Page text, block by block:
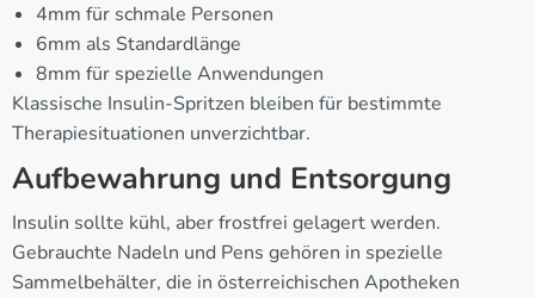
4mm für schmale Personen
6mm als Standardlänge
8mm für spezielle Anwendungen
Klassische Insulin-Spritzen bleiben für bestimmte
Therapiesituationen unverzichtbar.
Aufbewahrung und Entsorgung
Insulin sollte kühl, aber frostfrei gelagert werden.
Gebrauchte Nadeln und Pens gehören in spezielle
Sammelbehälter, die in österreichischen Apotheken